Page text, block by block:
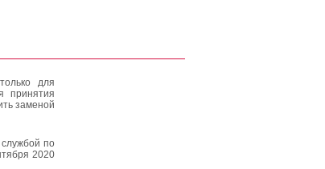
для
принятия
заменой
по
2020